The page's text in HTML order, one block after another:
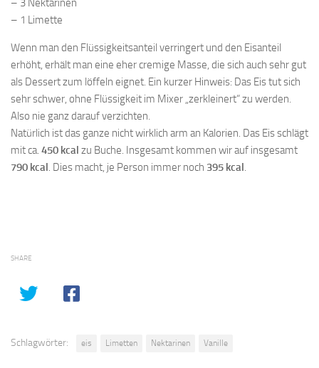
– 3 Nektarinen
– 1 Limette
Wenn man den Flüssigkeitsanteil verringert und den Eisanteil
erhöht, erhält man eine eher cremige Masse, die sich auch sehr gut
als Dessert zum löffeln eignet. Ein kurzer Hinweis: Das Eis tut sich
sehr schwer, ohne Flüssigkeit im Mixer „zerkleinert“ zu werden.
Also nie ganz darauf verzichten.
Natürlich ist das ganze nicht wirklich arm an Kalorien. Das Eis schlägt
mit ca. 450 kcal zu Buche. Insgesamt kommen wir auf insgesamt
790 kcal. Dies macht, je Person immer noch 395 kcal.
SHARE
Schlagwörter: eis Limetten Nektarinen Vanille